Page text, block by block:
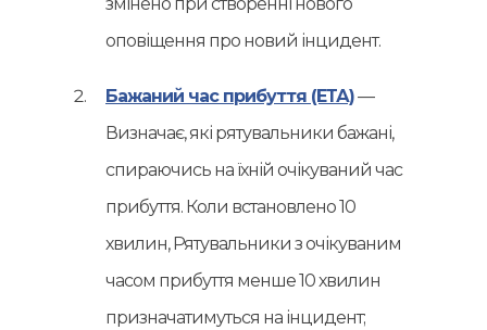
оповіщення про новий інцидент.
Бажаний час прибуття (ЕТА)—
Визначає, які рятувальники бажані,
спираючись на їхній очікуваний час
прибуття. Коли встановлено 10
хвилин, Рятувальники з очікуваним
часом прибуття менше 10 хвилин
призначатимуться на інцидент;